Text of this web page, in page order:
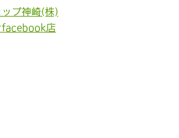
プ神崎(株)
facebook店